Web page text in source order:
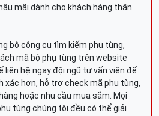
mãi dành cho khách hàng thân
bộ công cụ tìm kiếm phụ tùng,
mã bộ phụ tùng trên website
liên hệ ngay đội ngũ tư vấn viên để
xác hơn, hỗ trợ check mã phụ tùng,
hoặc nhu cầu mua sắm. Mọi
tùng chúng tôi đều có thể giải